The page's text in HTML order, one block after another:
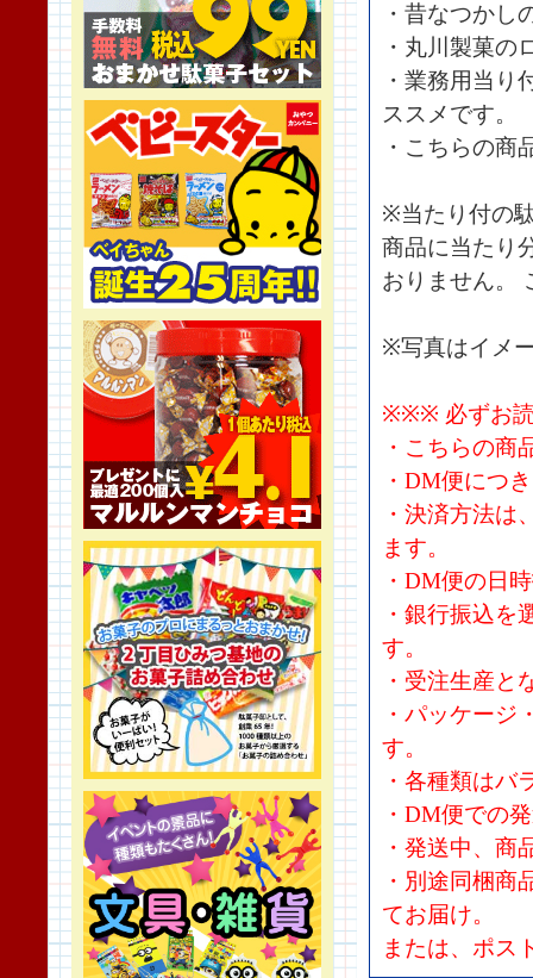
・昔なつかし
・丸川製菓の
・業務用当り
ススメです。
・こちらの商
※当たり付の
商品に当たり
おりません。
※写真はイメ
※※※ 必ずお
・こちらの商
・DM便につ
・決済方法は
ます。
・DM便の日
・銀行振込を
す。
・受注生産と
・パッケージ
す。
・各種類はバ
・DM便での
・発送中、商
・別途同梱商
てお届け。
または、ポス